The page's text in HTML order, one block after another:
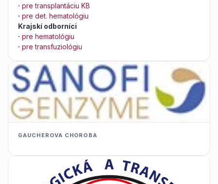
· pre transplantáciu KB
· pre det. hematológiu
Krajskí odborníci
· pre hematológiu
· pre transfuziológiu
GAUCHEROVA CHOROBA